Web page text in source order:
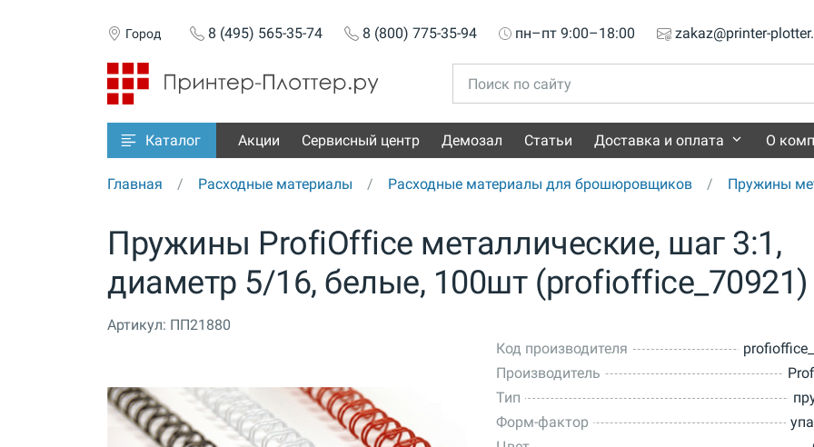
Город 8 (495) 565-35-74 8 (800) 775-35-94 пн–пт 9:00–18:00 zakaz@printer-
Каталог Акции Сервисный центр Демозал Статьи Доставка и оплата О
Главная Расходные материалы Расходные материалы для брошюровщиков Пружины
Пружины ProfiOffice металлические, шаг 3:1,
диаметр 5/16, белые, 100шт (profioffice_70921)
Артикул: ПП21880
Код производителя
Производитель
Тип
Форм-фактор